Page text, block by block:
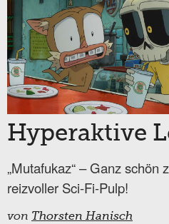
Hyperaktive
„Mutafukaz“ – Ganz schön
reizvoller Sci-Fi-Pulp!
von Thorsten Hanisch